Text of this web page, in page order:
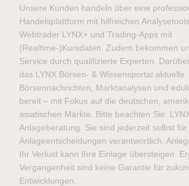
Unsere Kunden handeln über eine
Handelsplattform mit hilfreichen
Webtrader LYNX+ und Trading-Apps mit
(Realtime-)Kursdaten. Zudem bekommen
Service durch qualifizierte Experten.
das LYNX Börsen- & Wissensportal aktuelle
Börsennachrichten, Marktanalysen und
bereit – mit Fokus auf die deutschen,
asiatischen Märkte. Bitte beachten Sie:
Anlageberatung. Sie sind jederzeit selbst für
Anlageentscheidungen verantwortlich.
Ihr Verlust kann Ihre Einlage übersteigen.
Vergangenheit sind keine Garantie für
Entwicklungen.